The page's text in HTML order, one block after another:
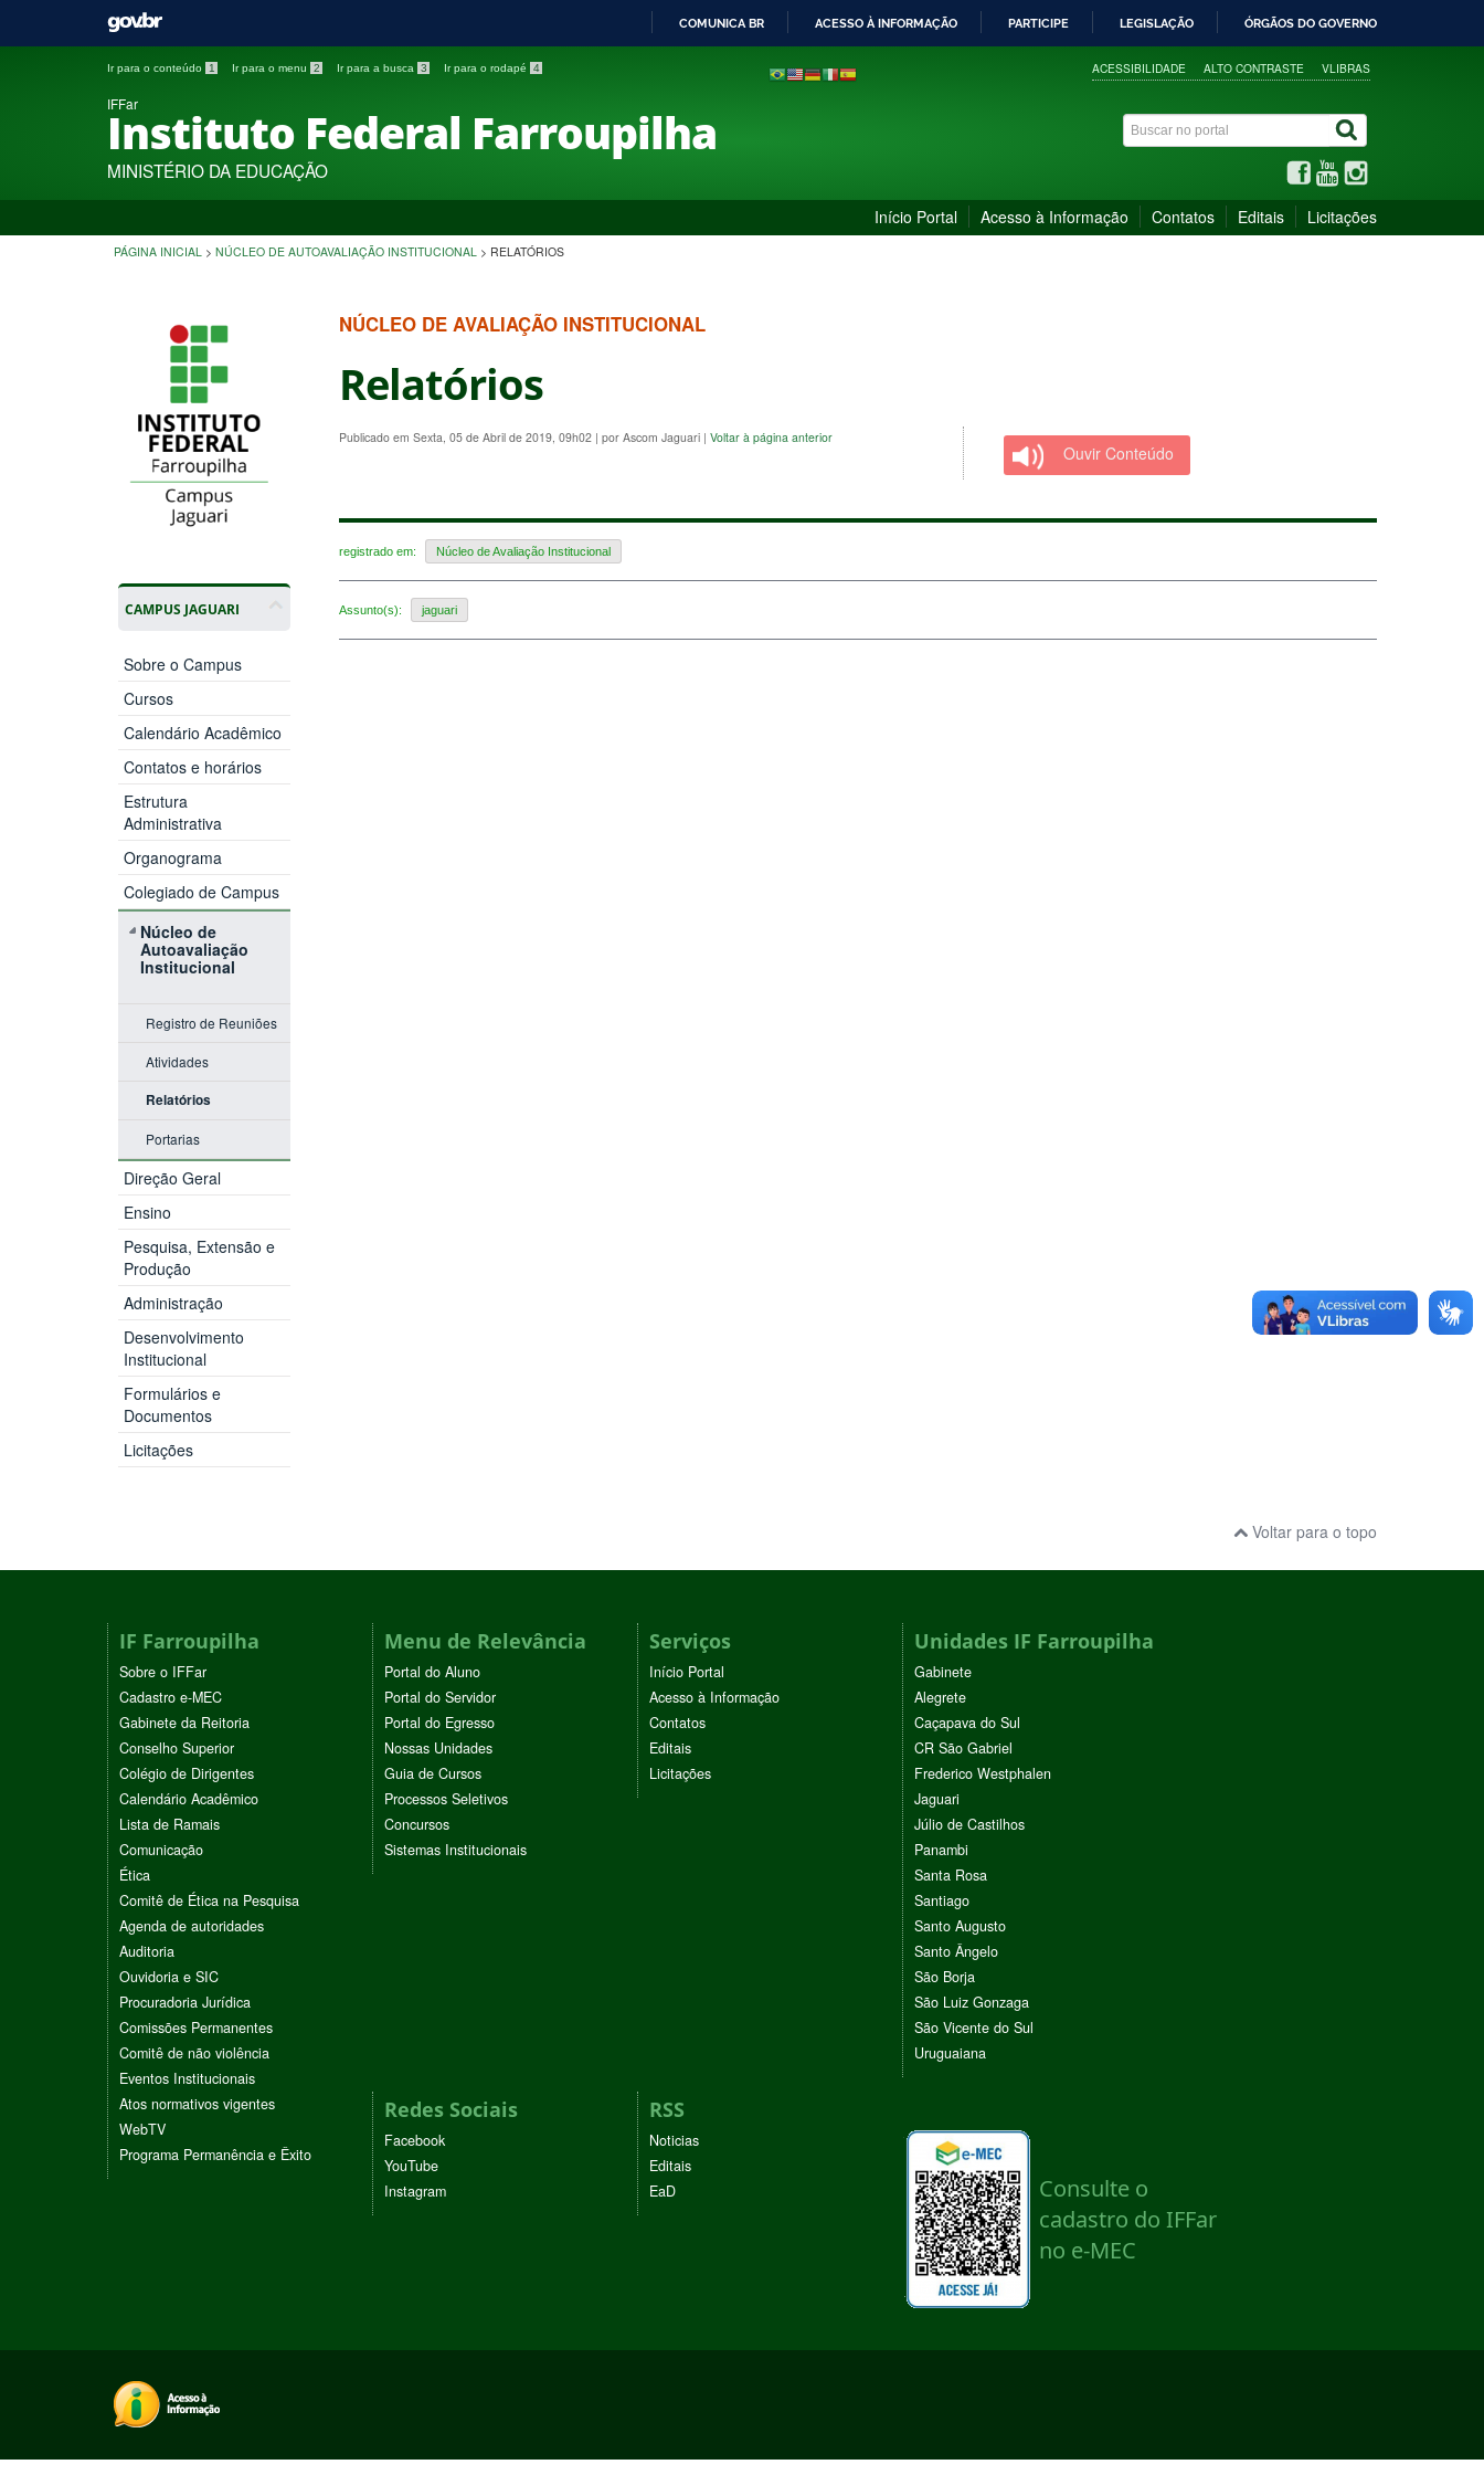
PARA
COMUNICA BR ACESSO À INFORMAÇÃO PARTICIPE LEGISLAÇÃO ÓRGÃOS DO GOVERNO
Ir para o conteúdo 1 Ir para o menu 2 Ir para a busca 3 Ir para o rodapé 4 ACESSIBILIDADE ALTO CONTRASTE VLIBRAS
IFFar
Instituto Federal Farroupilha
MINISTÉRIO DA EDUCAÇÃO
Início Portal Acesso à Informação Contatos Editais Licitações
PÁGINA INICIAL > NÚCLEO DE AUTOAVALIAÇÃO INSTITUCIONAL > RELATÓRIOS
CAMPUS JAGUARI
Sobre o Campus
Cursos
Calendário Acadêmico
Contatos e horários
Estrutura
Administrativa
Organograma
Colegiado de Campus
Núcleo de
Autoavaliação
Institucional
Registro de Reuniões
Atividades
Relatórios
Portarias
Direção Geral
Ensino
Pesquisa, Extensão e
Produção
Administração
Desenvolvimento
Institucional
Formulários e
Documentos
Licitações
NÚCLEO DE AVALIAÇÃO INSTITUCIONAL
Relatórios
Publicado em Sexta, 05 de Abril de 2019, 09h02 | por Ascom Jaguari | Voltar à página anterior
Ouvir Conteúdo
registrado em: Núcleo de Avaliação Institucional
Assunto(s): jaguari
Voltar para o topo
IF Farroupilha
Sobre o IFFar
Cadastro e-MEC
Gabinete da Reitoria
Conselho Superior
Colégio de Dirigentes
Calendário Acadêmico
Lista de Ramais
Comunicação
Ética
Comitê de Ética na Pesquisa
Agenda de autoridades
Auditoria
Ouvidoria e SIC
Procuradoria Jurídica
Comissões Permanentes
Comitê de não violência
Eventos Institucionais
Atos normativos vigentes
WebTV
Programa Permanência e Êxito
Menu de Relevância
Portal do Aluno
Portal do Servidor
Portal do Egresso
Nossas Unidades
Guia de Cursos
Processos Seletivos
Concursos
Sistemas Institucionais
Serviços
Início Portal
Acesso à Informação
Contatos
Editais
Licitações
Unidades IF Farroupilha
Gabinete
Alegrete
Caçapava do Sul
CR São Gabriel
Frederico Westphalen
Jaguari
Júlio de Castilhos
Panambi
Santa Rosa
Santiago
Santo Augusto
Santo Ângelo
São Borja
São Luiz Gonzaga
São Vicente do Sul
Uruguaiana
Redes Sociais
Facebook
YouTube
Instagram
RSS
Noticias
Editais
EaD